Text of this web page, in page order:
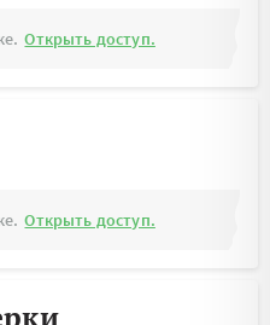
Открыть доступ.
Открыть доступ.